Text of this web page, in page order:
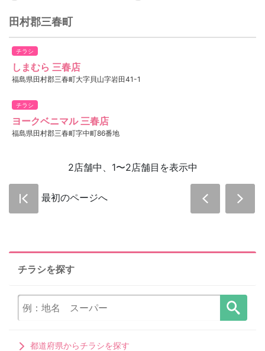
田村郡三春町
チラシ
しまむら 三春店
福島県田村郡三春町大字貝山字岩田41-1
チラシ
ヨークベニマル 三春店
福島県田村郡三春町字中町86番地
2店舗中、1〜2店舗目を表示中
最初のページへ
チラシを探す
都道府県からチラシを探す